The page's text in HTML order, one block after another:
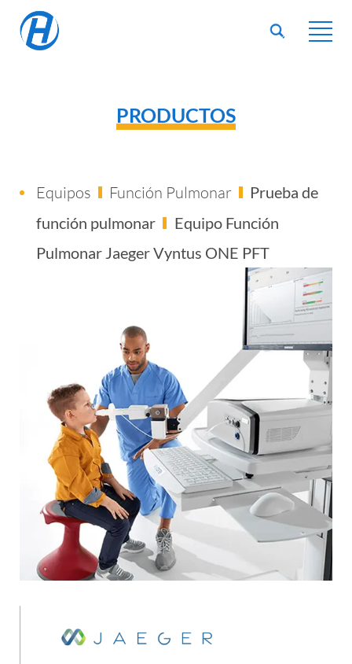
PRODUCTOS
Equipos Función Pulmonar
Prueba de
función pulmonar
Equipo Función
Pulmonar Jaeger Vyntus ONE PFT